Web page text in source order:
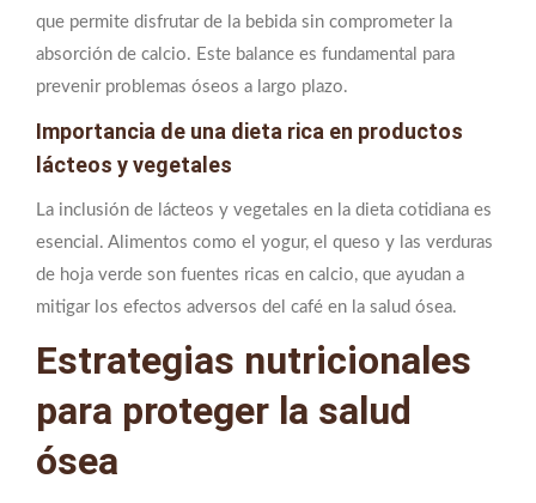
que permite disfrutar de la bebida sin comprometer la
absorción de calcio. Este balance es fundamental para
prevenir problemas óseos a largo plazo.
Importancia de una dieta rica en productos
lácteos y vegetales
La inclusión de lácteos y vegetales en la dieta cotidiana es
esencial. Alimentos como el yogur, el queso y las verduras
de hoja verde son fuentes ricas en calcio, que ayudan a
mitigar los efectos adversos del café en la salud ósea.
Estrategias nutricionales
para proteger la salud
ósea